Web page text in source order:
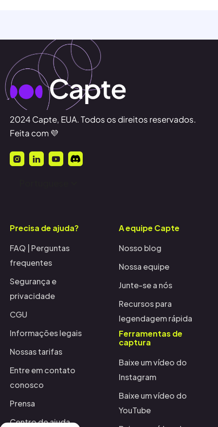
2024 Capte, EUA. Todos os direitos reservados.
Feita com 💜
Precisa de ajuda?
FAQ | Perguntas
frequentes
Segurança e
privacidade
CGU
Informações legais
Nossas tarifas
Entre em contato
conosco
Prensa
Centro de ajuda
A equipe Capte
Nosso blog
Nossa equipe
Junte-se a nós
Recursos para
legendagem rápida
Ferramentas de
captura
Baixe um vídeo do
Instagram
Baixe um vídeo do
YouTube